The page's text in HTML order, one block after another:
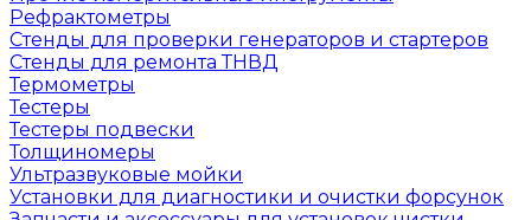
Рефрактометры
Стенды для проверки генераторов и стартеров
Стенды для ремонта ТНВД
Термометры
Тестеры
Тестеры подвески
Толщиномеры
Ультразвуковые мойки
Установки для диагностики и очистки форсунок